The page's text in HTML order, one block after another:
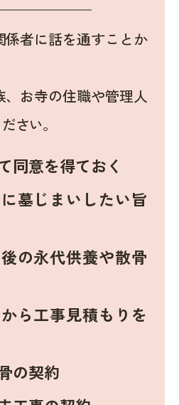
係者に話を通すことか
、お寺の住職や管理人
さい。
同意を得ておく
墓じまいしたい旨
の永代供養や散骨
ら工事見積もりを
の契約